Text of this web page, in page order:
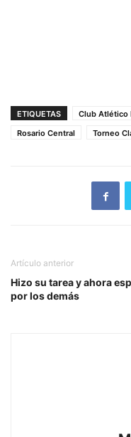
ETIQUETAS Club Atlético
Rosario Central
Torneo
Artículo anterior
Hizo su tarea y ahora
por los demás